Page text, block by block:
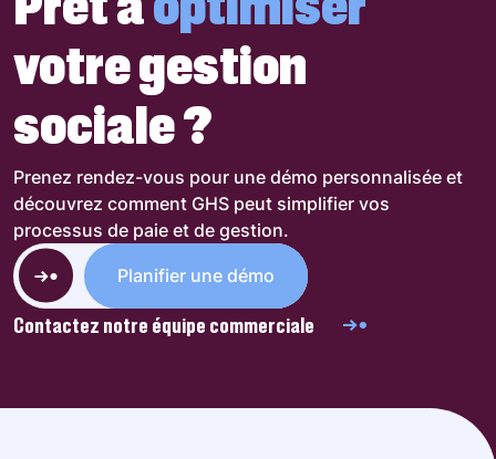
votre gestion
sociale ?
Prenez rendez-vous pour une démo personnalisée et
découvrez comment GHS peut simplifier vos
processus de paie et de gestion.
Planifier une démo
Contactez notre équipe commerciale